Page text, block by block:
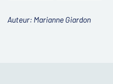
Auteur: Marianne Giardon​